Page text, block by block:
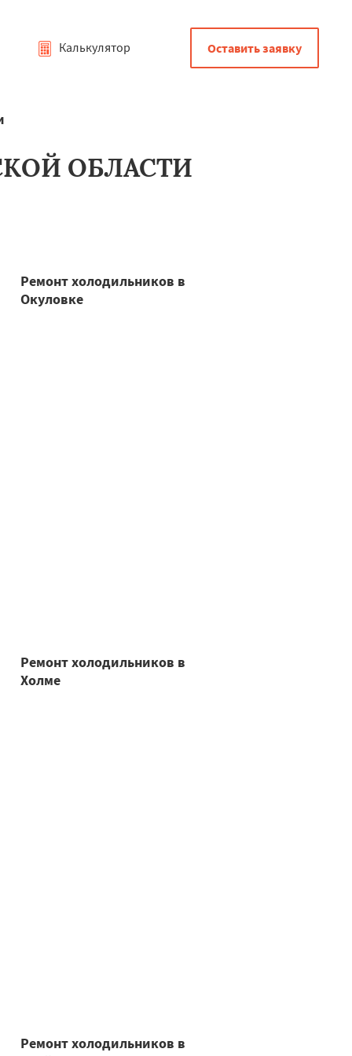
Калькулятор Оставить заявку
ОБЛАСТИ
Ремонт холодильников в
Окуловке
Ремонт холодильников в
Холме
Ремонт холодильников в